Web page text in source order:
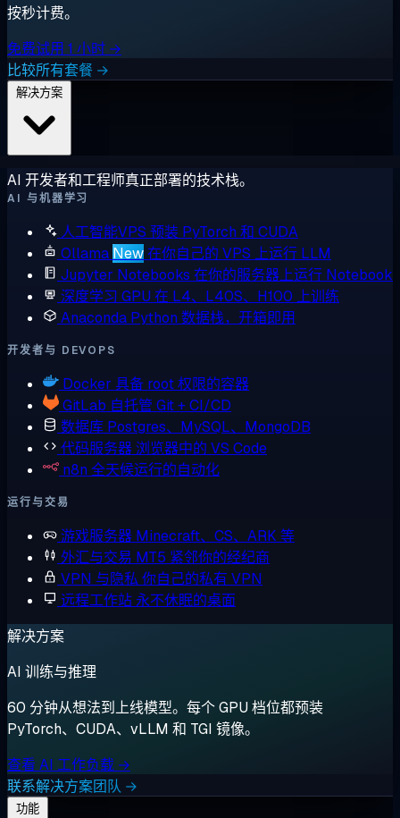
按秒计费。
免费试用 1 小时 →
比较所有套餐 →
AI 开发者和工程师真正部署的技术栈。
AI 与机器学习
人工智能VPS 预装 PyTorch 和 CUDA
Ollama New在你自己的 VPS 上运行 LLM
Jupyter Notebooks 在你的服务器上运行 Notebook
深度学习 GPU 在 L4、L40S、H100 上训练
Anaconda Python 数据栈，开箱即用
开发者与 DEVOPS
Docker 具备 root 权限的容器
GitLab 自托管 Git + CI/CD
数据库 Postgres、MySQL、MongoDB
代码服务器 浏览器中的 VS Code
n8n 全天候运行的自动化
运行与交易
游戏服务器 Minecraft、CS、ARK 等
外汇与交易 MT5 紧邻你的经纪商
VPN 与隐私 你自己的私有 VPN
远程工作站 永不休眠的桌面
解决方案
AI 训练与推理
60 分钟从想法到上线模型。每个 GPU 档位都预装
PyTorch、CUDA、vLLM 和 TGI 镜像。
查看 AI 工作负载 →
联系解决方案团队 →